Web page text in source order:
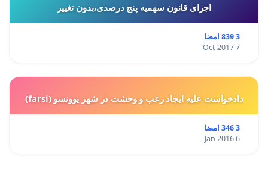
اجرای قانون سهمیه پنج درصدی،بدون تغییر
3 839 امضا
7 Oct 2017
دادخواست علیه ایجاد رعب و وحشت در شهر یوونسو (farsi)
3 346 امضا
6 Jan 2016